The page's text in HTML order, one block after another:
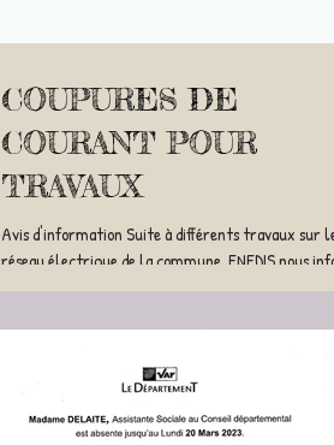
COUPURES DE
COURANT POUR
TRAVAUX
Avis d'information Suite à différents travaux sur
réseau électrique de la commune, ENEDIS nous